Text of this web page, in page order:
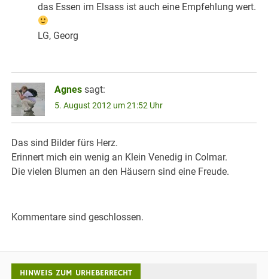
das Essen im Elsass ist auch eine Empfehlung wert.
LG, Georg
Agnes sagt:
5. August 2012 um 21:52 Uhr
Das sind Bilder fürs Herz.
Erinnert mich ein wenig an Klein Venedig in Colmar.
Die vielen Blumen an den Häusern sind eine Freude.
Kommentare sind geschlossen.
HINWEIS ZUM URHEBERRECHT